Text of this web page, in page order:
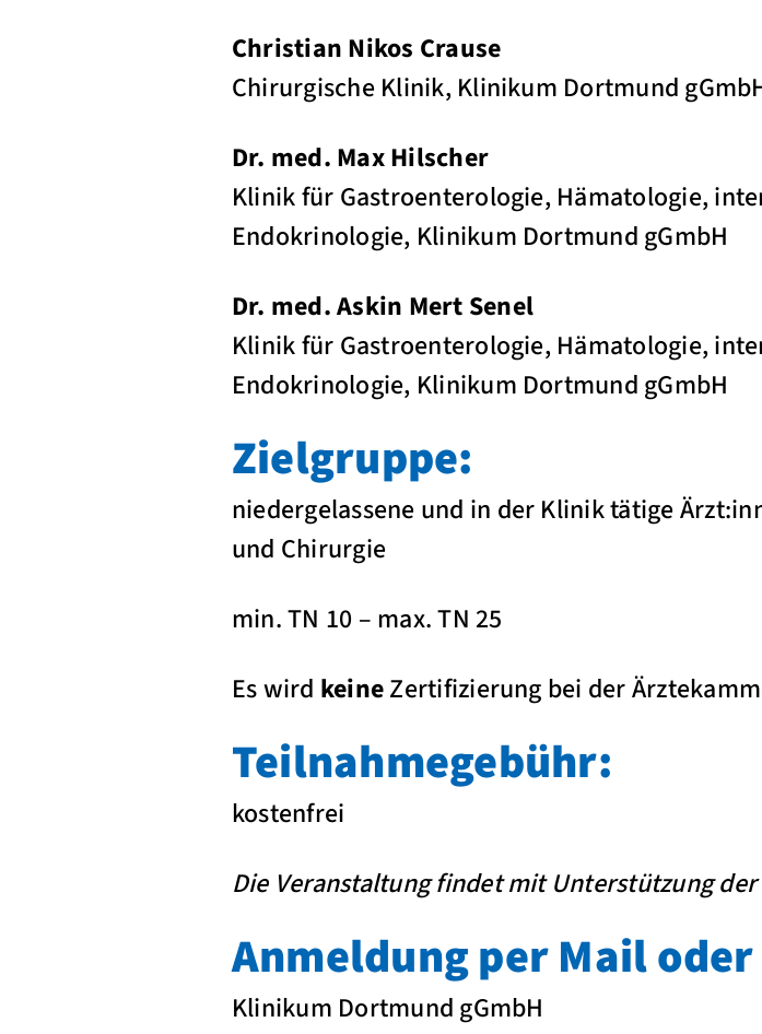
Christian Nikos Crause
Chirurgische Klinik, Klinikum Dortmund
Dr. med. Max Hilscher
Klinik für Gastroenterologie, Hämatologie,
Endokrinologie, Klinikum Dortmund gGmbH
Dr. med. Askin Mert Senel
Klinik für Gastroenterologie, Hämatologie,
Endokrinologie, Klinikum Dortmund gGmbH
Zielgruppe:
niedergelassene und in der Klinik tätige
und Chirurgie
min. TN 10 – max. TN 25
Es wird keineZertifizierung bei der
Teilnahmegebühr:
kostenfrei
Die Veranstaltung findet mit Unterstützung
Anmeldung per Mail oder
Klinikum Dortmund gGmbH